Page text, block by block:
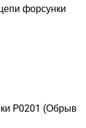
форсунки
P0201 (Обрыв